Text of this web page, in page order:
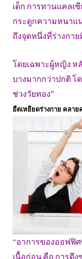
เด็ก การทานแคลเ
กระดูกความหนาแ
ถึงจุดหนึ่งที่ร่างกา
โดยเฉพาะผู้หญิง ห
บางมากกว่าปกติ โ
ช่วงวัยทอง”
ยืดเหยียดร่างกาย คลาย
“อาการของออฟฟิ
เนื้อก่อน คือ การตึ